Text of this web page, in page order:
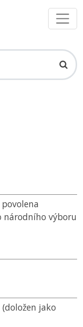
národního výboru
jako